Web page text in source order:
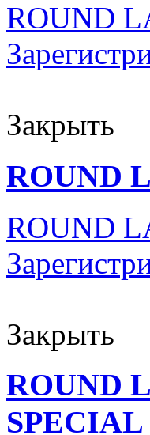
ROUND
Закрыть
ROUND
ROUND
Закрыть
ROUND
SPECIAL